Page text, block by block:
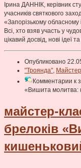
Ірина ДАННІК, керівник
учасників святкового
«Запорізькому обласному
Всі, хто взяв участь у
цікавий досвід, нові
Опубликовано
"Троянда"
Комментарии к
«Вишита молитва:
майстер-
брелоків